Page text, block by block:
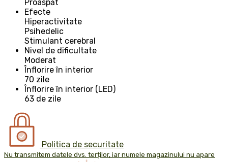
Proaspăt
Efecte
Hiperactivitate
Psihedelic
Stimulant cerebral
Nivel de dificultate
Moderat
Înflorire în interior
70 zile
Înflorire în interior (LED)
63 de zile
Politica de securitate
Nu transmitem datele dvs. terților, iar numele magazinului nu apare